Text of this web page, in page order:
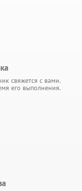
свяжется с вами.
его выполнения.